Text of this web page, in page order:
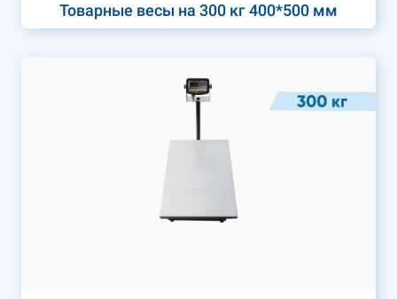
Товарные весы на 300 кг 400*500 мм